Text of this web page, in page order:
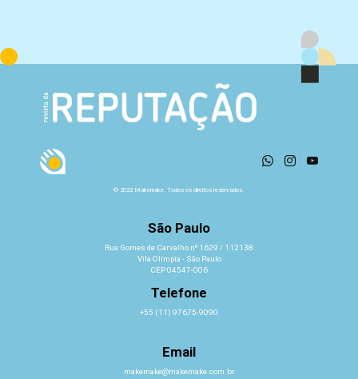
© 2022 Makemake. Todos os direitos reservados.
São Paulo
Rua Gomes de Carvalho nº 1629 / 112138
Vila Olímpia - São Paulo
CEP 04547-006
Telefone
+55 (11) 97675-9090
Email
makemake@makemake.com.br